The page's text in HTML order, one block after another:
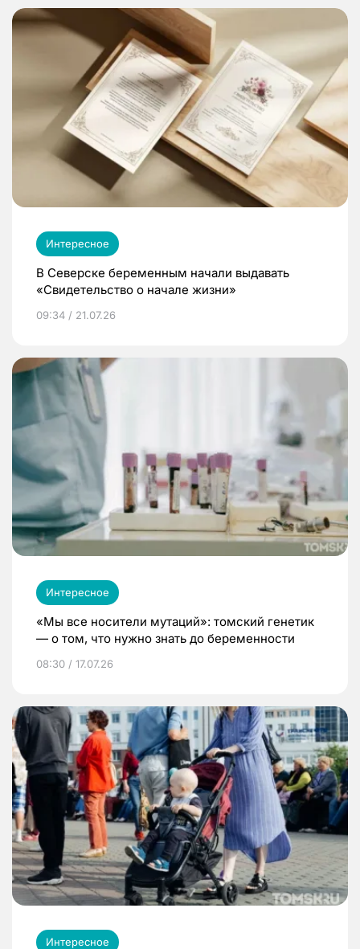
Интересное
В Северске беременным начали выдавать
«Свидетельство о начале жизни»
09:34 / 21.07.26
Интересное
«Мы все носители мутаций»: томский генетик
— о том, что нужно знать до беременности
08:30 / 17.07.26
Интересное